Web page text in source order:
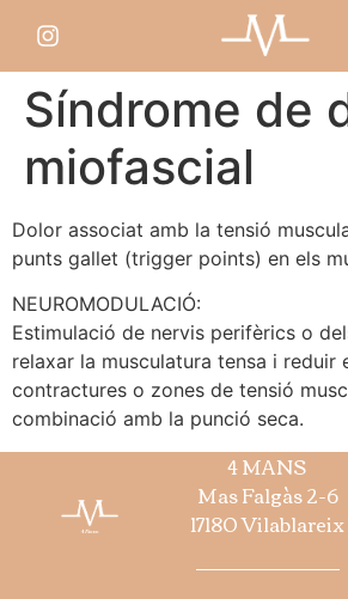
Síndrome de
miofascial
Dolor associat amb la tensió
punts gallet (trigger points) en els
NEUROMODULACIÓ:
Estimulació de nervis perifèrics o
relaxar la musculatura tensa i reduir
contractures o zones de tensió
combinació amb la punció seca.
4 MANS
Mas Falgàs 2-6
17180 Vilablareix